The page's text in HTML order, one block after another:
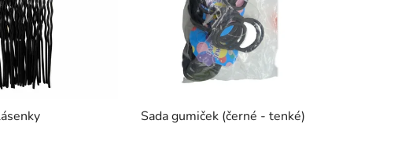
Sada gumiček (černé - tenké)